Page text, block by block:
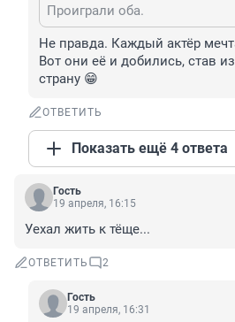
Проиграли оба.
Не правда. Каждый актёр
Вот они её и добились, став
страну 😁
ОТВЕТИТЬ
Показать ещё 4 ответа
Гость
19 апреля, 16:15
Уехал жить к тёще...
ОТВЕТИТЬ 2
Гость
19 апреля, 16:31